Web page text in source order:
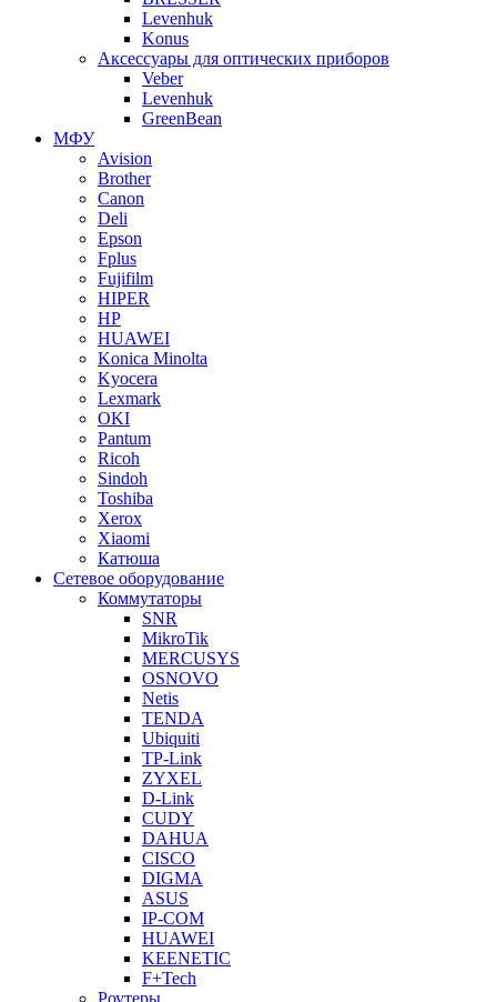
Levenhuk
Konus
Аксессуары для оптических приборов
Veber
Levenhuk
GreenBean
МФУ
Avision
Brother
Canon
Deli
Epson
Fplus
Fujifilm
HIPER
HP
HUAWEI
Konica Minolta
Kyocera
Lexmark
OKI
Pantum
Ricoh
Sindoh
Toshiba
Xerox
Xiaomi
Катюша
Сетевое оборудование
Коммутаторы
SNR
MikroTik
MERCUSYS
OSNOVO
Netis
TENDA
Ubiquiti
TP-Link
ZYXEL
D-Link
CUDY
DAHUA
CISCO
DIGMA
ASUS
IP-COM
HUAWEI
KEENETIC
F+Tech